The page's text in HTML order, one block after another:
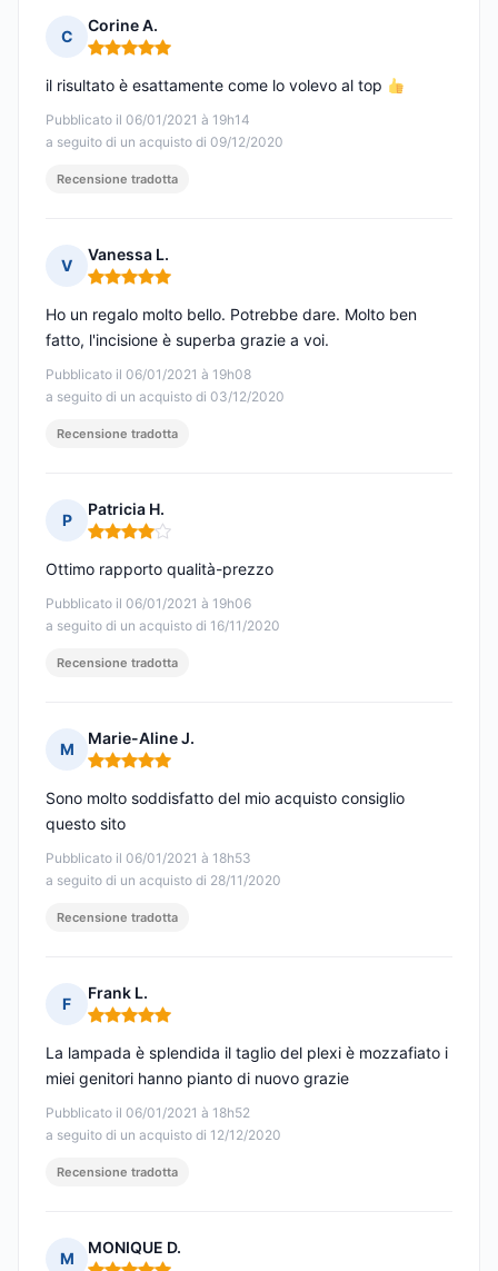
C
Corine A.
Nota: 5 su 5
Pubblicato il 06/01/2021 à 19h14
a seguito di un acquisto di 09/12/2020
il risultato è esattamente come lo volevo al top
Recensione tradotta
V
Vanessa L.
Nota: 5 su 5
Pubblicato il 06/01/2021 à 19h08
a seguito di un acquisto di 03/12/2020
Ho un regalo molto bello. Potrebbe dare. Molto ben
fatto, l'incisione è superba grazie a voi.
Recensione tradotta
P
Patricia H.
Nota: 4 su 5
Pubblicato il 06/01/2021 à 19h06
a seguito di un acquisto di 16/11/2020
Ottimo rapporto qualità-prezzo
Recensione tradotta
M
Marie-Aline J.
Nota: 5 su 5
Pubblicato il 06/01/2021 à 18h53
a seguito di un acquisto di 28/11/2020
Sono molto soddisfatto del mio acquisto consiglio
questo sito
Recensione tradotta
F
Frank L.
Nota: 5 su 5
Pubblicato il 06/01/2021 à 18h52
a seguito di un acquisto di 12/12/2020
La lampada è splendida il taglio del plexi è mozzafiato i
miei genitori hanno pianto di nuovo grazie
Recensione tradotta
M
MONIQUE D.